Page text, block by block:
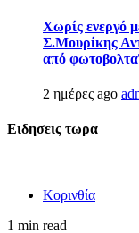
Χωρίς ενεργό
Σ.Μουρίκης
από
2 ημέρες ago
Ειδησεις τωρα
Κορινθία
1 min read